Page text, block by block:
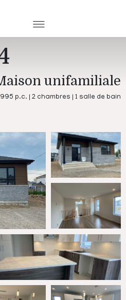
unifamiliale
995 p.c. | 2 chambres | 1 salle de bain